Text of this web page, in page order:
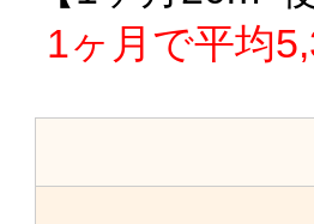
1ヶ月で平均